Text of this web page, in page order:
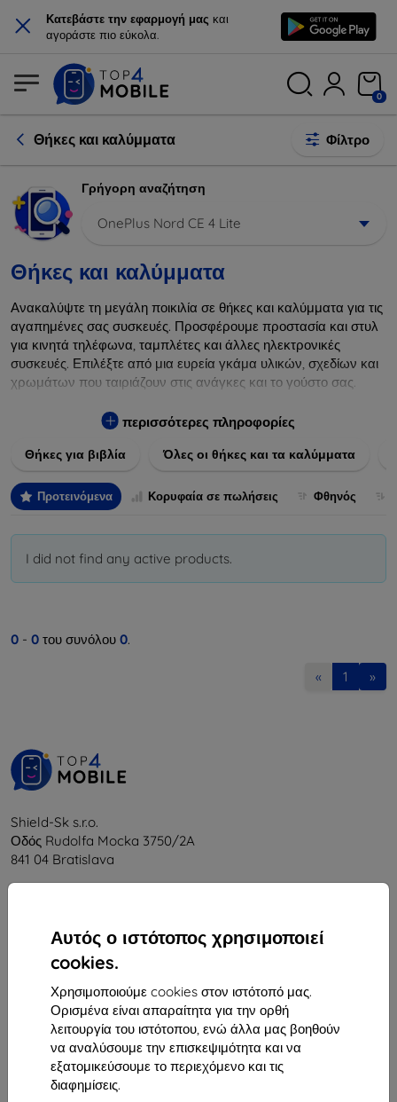
× Κατεβάστε την εφαρμογή μας και
αγοράστε πιο εύκολα.
Αυτός ο ιστότοπος χρησιμοποιεί
cookies.
Χρησιμοποιούμε cookies στον ιστότοπό μας.
Ορισμένα είναι απαραίτητα για την ορθή
λειτουργία του ιστότοπου, ενώ άλλα μας βοηθούν
να αναλύσουμε την επισκεψιμότητα και να
εξατομικεύσουμε το περιεχόμενο και τις
διαφημίσεις.
0
Θήκες και καλύμματα Φίλτρο
Γρήγορη αναζήτηση
OnePlus Nord CE 4 Lite
Θήκες και καλύμματα
Ανακαλύψτε τη μεγάλη ποικιλία σε θήκες και καλύμματα για τις
αγαπημένες σας συσκευές. Προσφέρουμε προστασία και στυλ
για κινητά τηλέφωνα, ταμπλέτες και άλλες ηλεκτρονικές
συσκευές. Επιλέξτε από μια ευρεία γκάμα υλικών, σχεδίων και
χρωμάτων που ταιριάζουν στις ανάγκες και το γούστο σας.
πτώσεις και άλλες φθορές, ενώ παράλληλα δίνετε ένα
και τη διάρκεια ζωής των συσκευών σας με τις κορυφαίες
περισσότερες πληροφορίες
Θήκες για βιβλία Όλες οι θήκες και τα καλύμματα
Προτεινόμενα Κορυφαία σε πωλήσεις Φθηνός
I did not find any active products.
0 - 0 του συνόλου 0.
« 1 »
Shield-Sk s.r.o.
Οδός Rudolfa Mocka 3750/2A
841 04 Bratislava
Επικοινωνία
info@top4mobile.eu
Γράψτε μας
Δευτέρα έως Παρασκευή:
Online8:00 - 16:00